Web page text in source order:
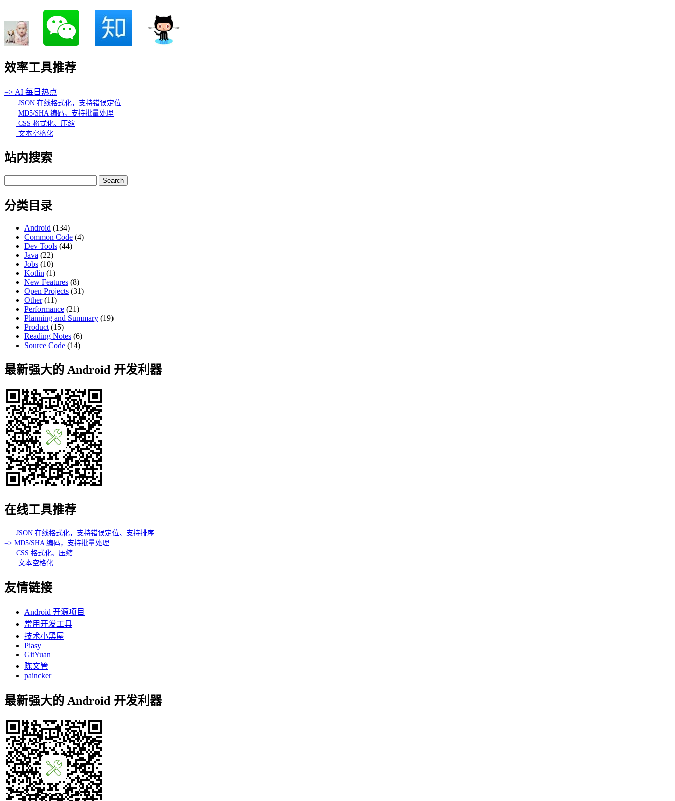
效率工具推荐
=> AI 每日热点
JSON 在线格式化，支持错误定位
MD5/SHA 编码，支持批量处理
CSS 格式化、压缩
文本空格化
站内搜索
for:
分类目录
Android (134)
Common Code (4)
Dev Tools (44)
Java (22)
Jobs (10)
Kotlin (1)
New Features (8)
Open Projects (31)
Other(11)
Performance (21)
Planning and Summary (19)
Product (15)
Reading Notes (6)
Source Code (14)
最新强大的 Android 开发利器
在线工具推荐
JSON 在线格式化，支持错误定位、支持排序
=> MD5/SHA 编码，支持批量处理
CSS 格式化、压缩
文本空格化
友情链接
Android 开源项目
常用开发工具
技术小黑屋
Piasy
GitYuan
陈文管
paincker
最新强大的 Android 开发利器